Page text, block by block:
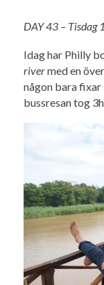
DAY 43 – Tisdag
Idag har Philly
rivermed en
någon bara fixar
bussresan tog